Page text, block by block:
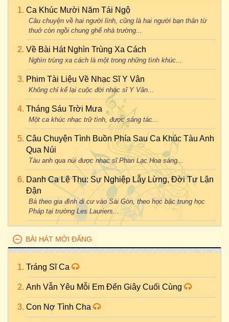
Ca Khúc Mười Năm Tái Ngộ
Câu chuyện về hai người lính, cũng là hai người bạn thân từ
thuở còn ngồi chung ghế nhà trường...
Về Bài Hát Nghìn Trùng Xa Cách
Nghìn trùng xa cách là một trong những tình khúc...
Phim Tài Liệu Về Nhạc Sĩ Y Vân
Không chỉ kể lại cuộc đời nhạc sĩ Y Vân...
Tháng Sáu Trời Mưa
Một ca khúc nhạc trữ tình, được sáng tác...
Câu Chuyện Tình Buồn Phía Sau Ca Khúc Tàu Anh
Qua Núi
Tàu anh qua núi được nhạc sĩ Phan Lạc Hoa sáng...
Danh Ca Lệ Thu: Sự Nghiệp Lẫy Lừng, Đời Tư Lận
Đận
Bà theo gia đình di cư vào Sài Gòn, theo học bậc trung học
Pháp tại trường Les Lauriers...
BÀI HÁT MỚI ĐĂNG
Tráng Sĩ Ca
Anh Vẫn Yêu Mỗi Em Đến Giây Cuối Cùng
Con Nợ Tình Cha